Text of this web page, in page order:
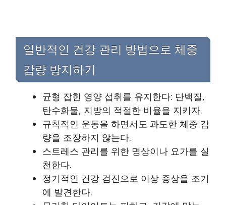
일반적인 건강 관리 방법으로 체중
감량 방지하기
균형 잡힌 영양 섭취를 유지한다: 단백질,
탄수화물, 지방의 적절한 비율을 지키자.
규칙적인 운동을 하면서도 과도한 체중 감
량을 조장하지 않는다.
스트레스 관리를 위한 명상이나 요가를 실
천한다.
정기적인 건강 검진으로 이상 증상을 조기
에 발견한다.